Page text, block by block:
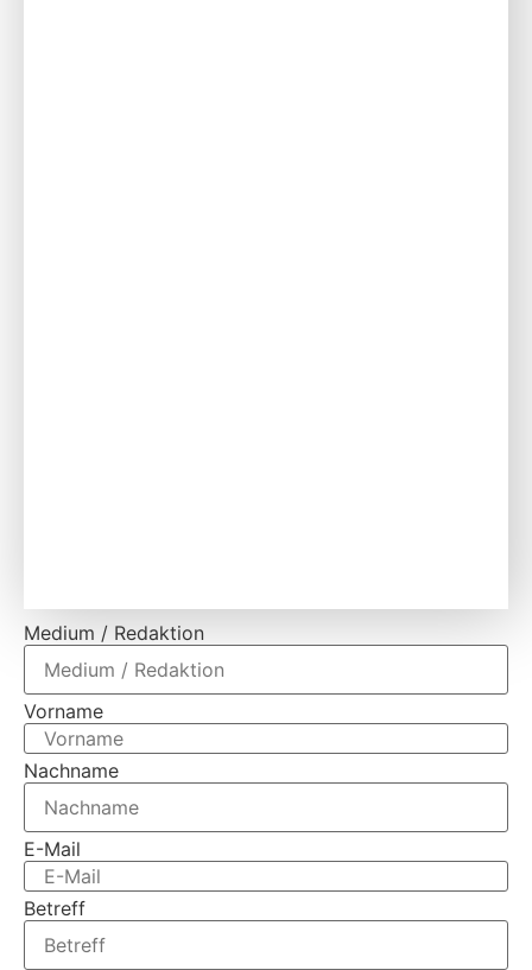
Medium / Redaktion
Vorname
Nachname
E-Mail
Betreff